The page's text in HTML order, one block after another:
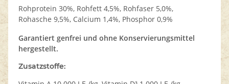
Rohprotein 30%, Rohfett 4,5%, Rohfaser 5,0%,
Rohasche 9,5%, Calcium 1,4%, Phosphor 0,9%
Garantiert genfrei und ohne Konservierungsmittel
hergestellt.
Zusatzstoffe: